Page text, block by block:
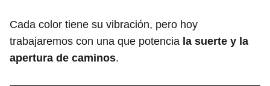
Cada color tiene su vibración, pero hoy
trabajaremos con una que potencia la suerte y la
apertura de caminos.